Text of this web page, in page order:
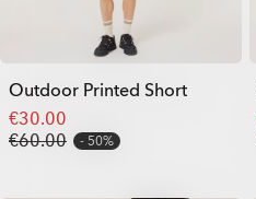
Outdoor Printed Short
€30.00
€60.00
50%